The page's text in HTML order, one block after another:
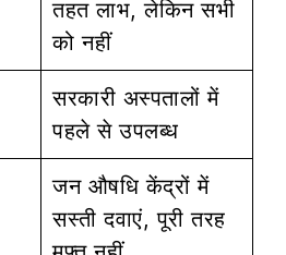
तहत लाभ, लेकिन सभी
को नहीं
सरकारी अस्पतालों में
पहले से उपलब्ध
जन औषधि केंद्रों में
सस्ती दवाएं, पूरी तरह